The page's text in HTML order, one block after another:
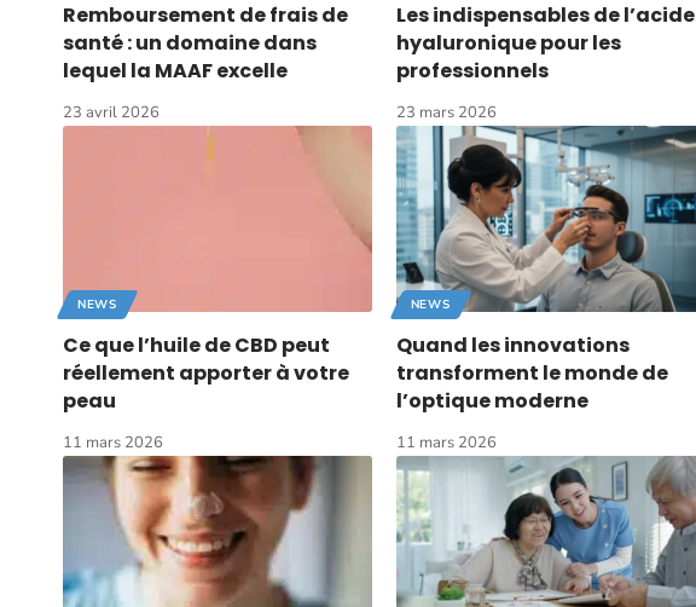
Remboursement de frais de
santé : un domaine dans
lequel la MAAF excelle
23 avril 2026
Les indispensables de l’acide
hyaluronique pour les
professionnels
23 mars 2026
NEWS
Ce que l’huile de CBD peut
réellement apporter à votre
peau
11 mars 2026
NEWS
Quand les innovations
transforment le monde de
l’optique moderne
11 mars 2026